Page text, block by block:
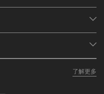
了解更多